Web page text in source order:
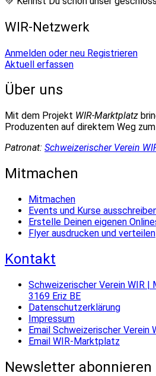
WIR-Netzwerk
Anmelden oder neu Registrieren
Aktuell erfassen
Über uns
Mit dem Projekt WIR-Marktplatz
Produzenten auf direktem Weg zum
Patronat: Schweizerischer Verein
Mitmachen
Mitmachen
Events und Kurse
Erstelle Deinen eigenen
Flyer ausdrucken und verteilen
Kontakt
Schweizerischer Verein WIR
3169 Eriz BE
Datenschutzerklärung
Impressum
Email Schweizerischer Verein
Email WIR-Marktplatz
Newsletter abonnieren